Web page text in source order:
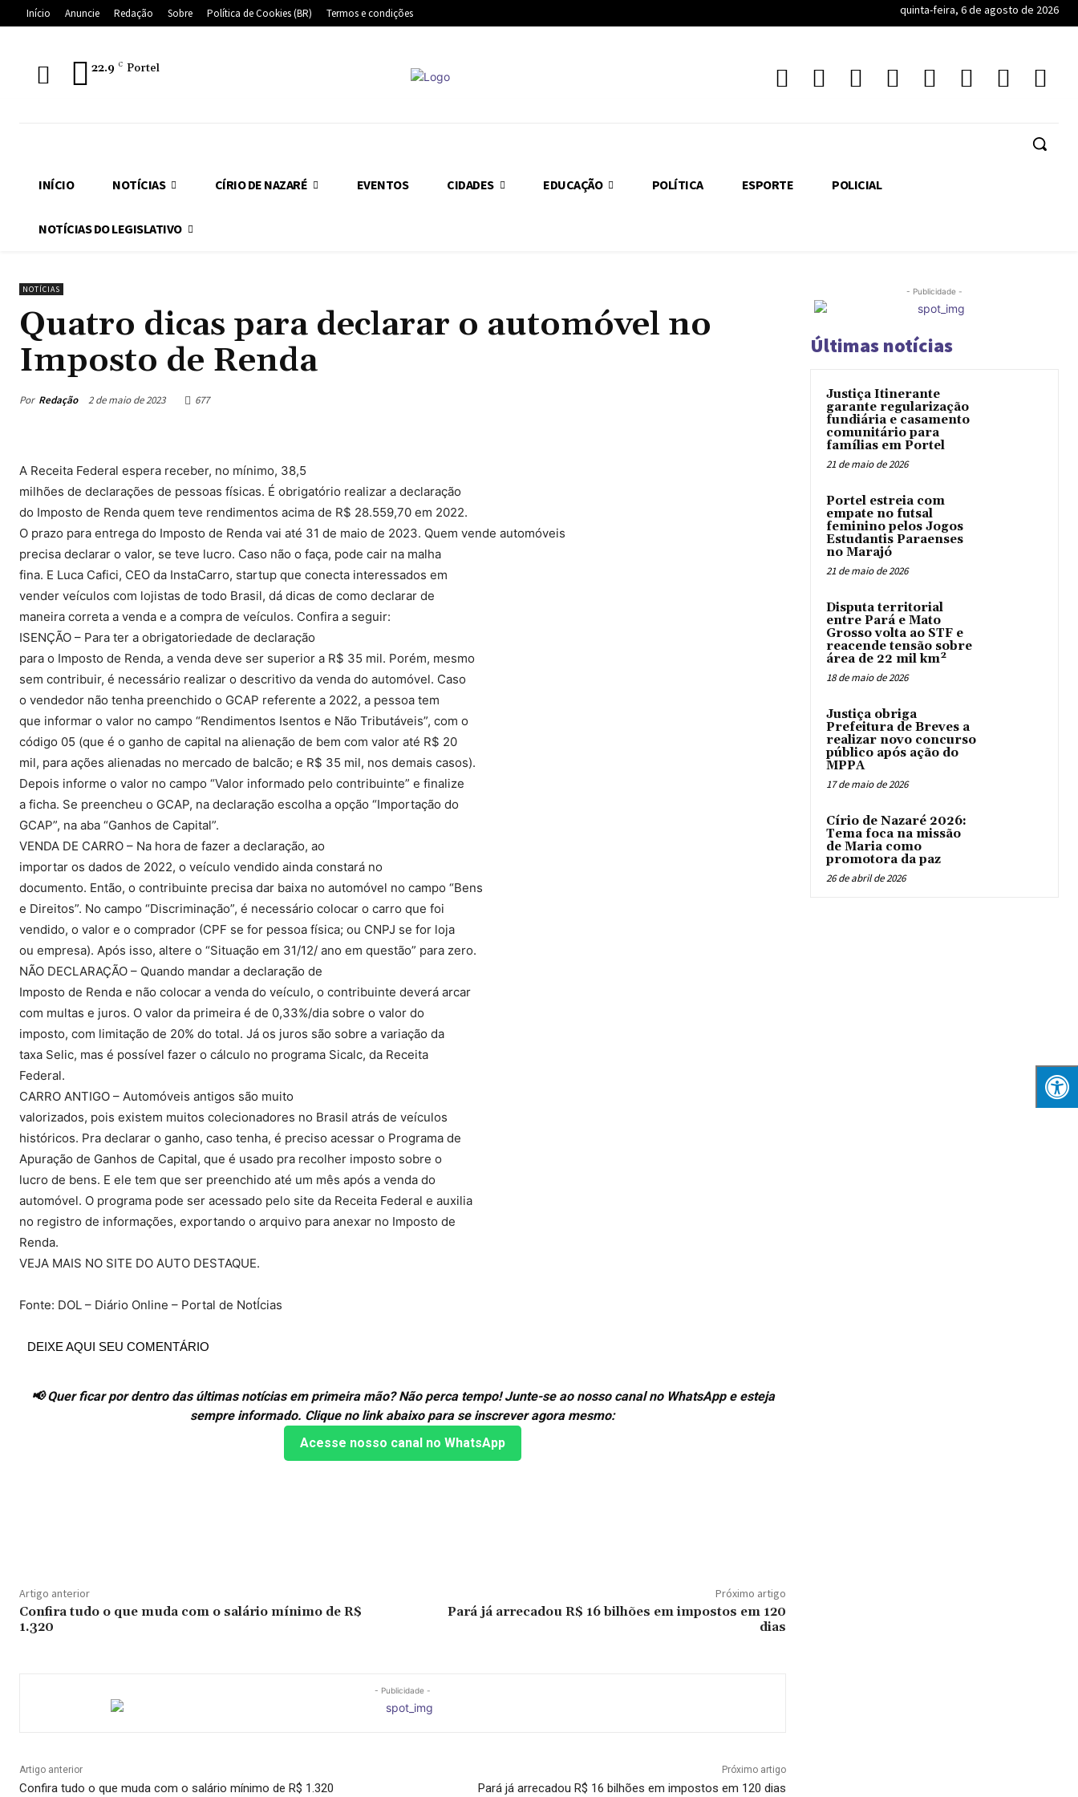
Início Anuncie Redação Sobre Política de Cookies (BR) Termos e condições quinta-feira, 6 de agosto de 2026
22.9 C Portel
INÍCIO NOTÍCIAS CÍRIO DE NAZARÉ EVENTOS CIDADES EDUCAÇÃO POLÍTICA ESPORTE POLICIAL
NOTÍCIAS DO LEGISLATIVO
NOTÍCIAS
Quatro dicas para declarar o automóvel no
Imposto de Renda
Por Redação 2 de maio de 2023 677
A Receita Federal espera receber, no mínimo, 38,5
milhões de declarações de pessoas físicas. É obrigatório realizar a declaração
do Imposto de Renda quem teve rendimentos acima de R$ 28.559,70 em 2022.
O prazo para entrega do Imposto de Renda vai até 31 de maio de 2023. Quem vende automóveis
precisa declarar o valor, se teve lucro. Caso não o faça, pode cair na malha
fina. E Luca Cafici, CEO da InstaCarro, startup que conecta interessados em
vender veículos com lojistas de todo Brasil, dá dicas de como declarar de
maneira correta a venda e a compra de veículos. Confira a seguir:
ISENÇÃO – Para ter a obrigatoriedade de declaração
para o Imposto de Renda, a venda deve ser superior a R$ 35 mil. Porém, mesmo
sem contribuir, é necessário realizar o descritivo da venda do automóvel. Caso
o vendedor não tenha preenchido o GCAP referente a 2022, a pessoa tem
que informar o valor no campo “Rendimentos Isentos e Não Tributáveis”, com o
código 05 (que é o ganho de capital na alienação de bem com valor até R$ 20
mil, para ações alienadas no mercado de balcão; e R$ 35 mil, nos demais casos).
Depois informe o valor no campo “Valor informado pelo contribuinte” e finalize
a ficha. Se preencheu o GCAP, na declaração escolha a opção “Importação do
GCAP”, na aba “Ganhos de Capital”.
VENDA DE CARRO – Na hora de fazer a declaração, ao
importar os dados de 2022, o veículo vendido ainda constará no
documento. Então, o contribuinte precisa dar baixa no automóvel no campo “Bens
e Direitos”. No campo “Discriminação”, é necessário colocar o carro que foi
vendido, o valor e o comprador (CPF se for pessoa física; ou CNPJ se for loja
ou empresa). Após isso, altere o “Situação em 31/12/ ano em questão” para zero.
NÃO DECLARAÇÃO – Quando mandar a declaração de
Imposto de Renda e não colocar a venda do veículo, o contribuinte deverá arcar
com multas e juros. O valor da primeira é de 0,33%/dia sobre o valor do
imposto, com limitação de 20% do total. Já os juros são sobre a variação da
taxa Selic, mas é possível fazer o cálculo no programa Sicalc, da Receita
Federal.
CARRO ANTIGO – Automóveis antigos são muito
valorizados, pois existem muitos colecionadores no Brasil atrás de veículos
históricos. Pra declarar o ganho, caso tenha, é preciso acessar o Programa de
Apuração de Ganhos de Capital, que é usado pra recolher imposto sobre o
lucro de bens. E ele tem que ser preenchido até um mês após a venda do
automóvel. O programa pode ser acessado pelo site da Receita Federal e auxilia
no registro de informações, exportando o arquivo para anexar no Imposto de
Renda.
VEJA MAIS NO SITE DO AUTO DESTAQUE.
Fonte: DOL – Diário Online – Portal de NotÍcias
DEIXE AQUI SEU COMENTÁRIO
📢 Quer ficar por dentro das últimas notícias em primeira mão? Não perca tempo! Junte-se ao nosso canal no WhatsApp e esteja
sempre informado. Clique no link abaixo para se inscrever agora mesmo:
Acesse nosso canal no WhatsApp
Artigo anterior
Confira tudo o que muda com o salário mínimo de R$
1.320
Próximo artigo
Pará já arrecadou R$ 16 bilhões em impostos em 120
dias
- Publicidade -
Artigo anterior
Confira tudo o que muda com o salário mínimo de R$ 1.320
Próximo artigo
Pará já arrecadou R$ 16 bilhões em impostos em 120 dias
- Publicidade -
Últimas notícias
Justiça Itinerante
garante regularização
fundiária e casamento
comunitário para
famílias em Portel
21 de maio de 2026
Portel estreia com
empate no futsal
feminino pelos Jogos
Estudantis Paraenses
no Marajó
21 de maio de 2026
Disputa territorial
entre Pará e Mato
Grosso volta ao STF e
reacende tensão sobre
área de 22 mil km²
18 de maio de 2026
Justiça obriga
Prefeitura de Breves a
realizar novo concurso
público após ação do
MPPA
17 de maio de 2026
Círio de Nazaré 2026:
Tema foca na missão
de Maria como
promotora da paz
26 de abril de 2026